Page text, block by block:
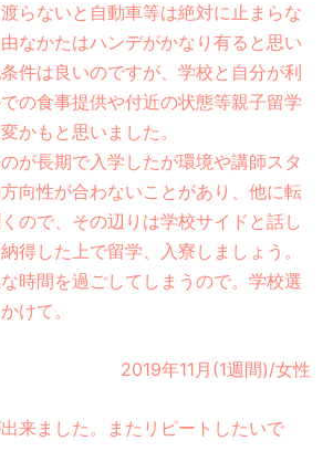
らないと自動車等は絶対に止まらな
なかたはハンデがかなり有ると思い
件は良いのですが、学校と自分が利
の食事提供や付近の状態等親子留学
かもと思いました。
が長期で入学したが環境や講師スタ
向性が合わないことがあり、他に転
ので、その辺りは学校サイドと話し
得した上で留学、入寮しましょう。
時間を過ごしてしまうので。学校選
けて。
2019年11月(1週間)/女性
来ました。またリピートしたいで